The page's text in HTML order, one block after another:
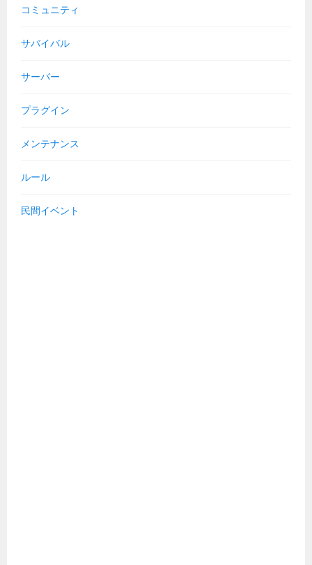
コミュニティ
サバイバル
サーバー
プラグイン
メンテナンス
ルール
民間イベント